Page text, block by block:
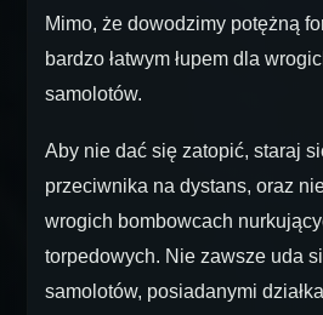
Mimo, że dowodzimy potężną
bardzo łatwym łupem dla
samolotów.
Aby nie dać się zatopić, staraj
przeciwnika na dystans, oraz
wrogich bombowcach
torpedowych. Nie zawsze uda
samolotów, posiadanymi